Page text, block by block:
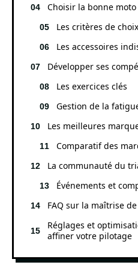
Choisir la bonne
Les critères de choix
Les accessoires
Développer ses
Les exercices clés
Gestion de la
Les meilleures
Comparatif des
La communauté du
Événements et
FAQ sur la maîtrise
Réglages et
affiner votre pilotage